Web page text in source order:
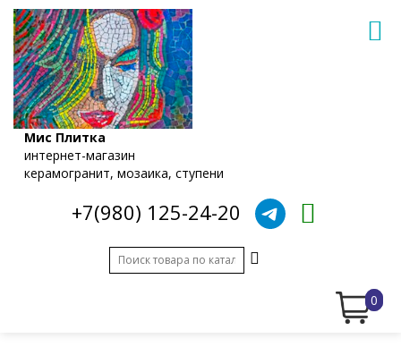
Мис Плитка
интернет-магазин
керамогранит, мозаика, ступени
+7(980) 125-24-20
0